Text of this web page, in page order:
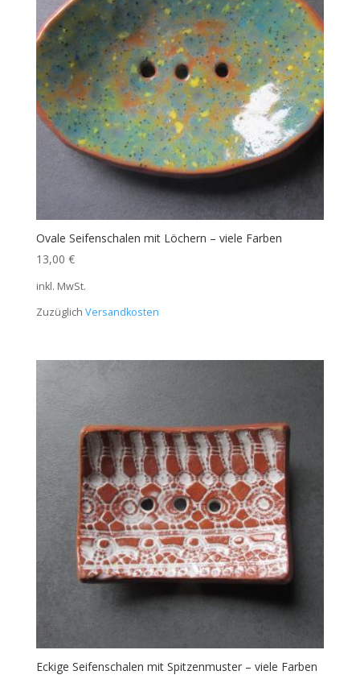
Ovale Seifenschalen mit Löchern – viele Farben
13,00 €
inkl. MwSt.
Zuzüglich Versandkosten
Eckige Seifenschalen mit Spitzenmuster – viele Farben